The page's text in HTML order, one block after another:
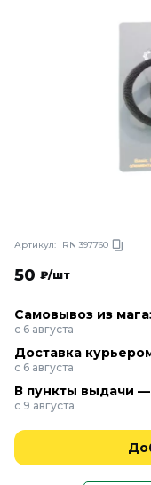
Артикул: RN 397760
50 ₽/шт
Самовывоз из
с 6 августа
Доставка
с 6 августа
В пункты выдачи
с 9 августа